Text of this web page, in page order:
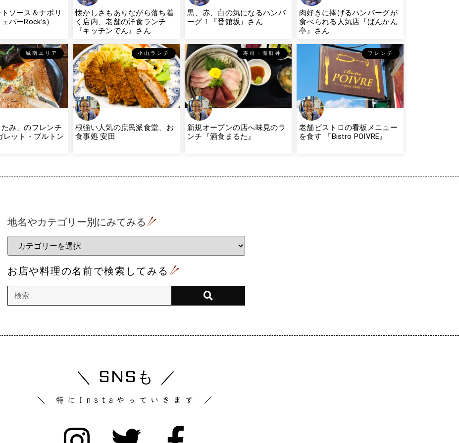
ソース＆ナポリ
バーRock’s）
懐かしさもありながら落ち着
く店内、老舗の洋食ランチ
『キッチンでん』さん
黒、赤、白の気になるハンバ
ーグ！『番館坂』さん
肉好きに捧げるハンバーグが
食べられる人気店『ばんかん
亭』さん
城南エリア
たみ」のフレンチ
レット・ブルトン
小山ランチ
根強い人気の庶民派食堂、お
食事処 安田
寿司・海鮮丼
新規オープンの店へ味見のラ
ンチ『酒食まるた』
フレンチ
老舗ビストロの看板メニュー
を食す 『Bistro POIVRE』
地名やカテゴリー別にみてみる
お店や料理の名前で検索してみる
＼ SNSも ／
＼ 特にInstaやっていきます ／